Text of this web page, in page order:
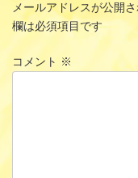
メールアドレスが公開
欄は必須項目です
コメント ※